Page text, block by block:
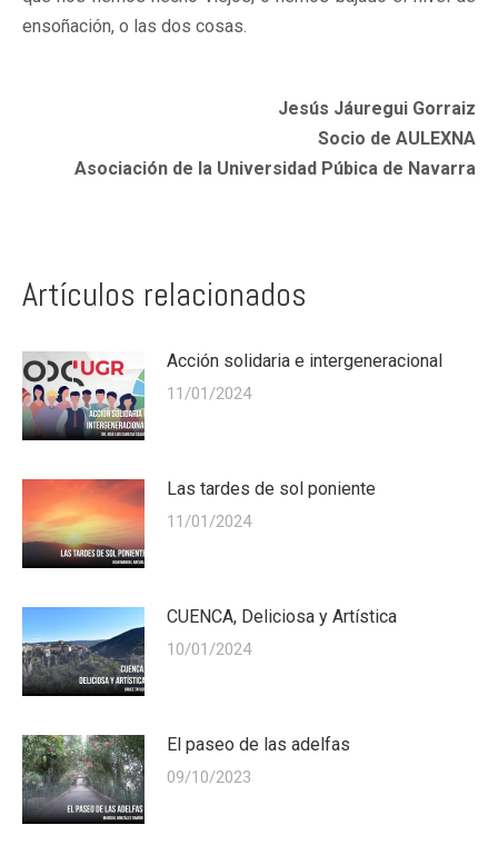
ensoñación, o las dos cosas.
Jesús Jáuregui Gorraiz
Socio de AULEXNA
Asociación de la Universidad Púbica de Navarra
Artículos relacionados
Acción solidaria e intergeneracional
11/01/2024
Las tardes de sol poniente
11/01/2024
CUENCA, Deliciosa y Artística
10/01/2024
El paseo de las adelfas
09/10/2023